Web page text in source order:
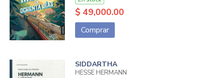
$ 49,000.00
Comprar
SIDDARTHA
HESSE HERMANN